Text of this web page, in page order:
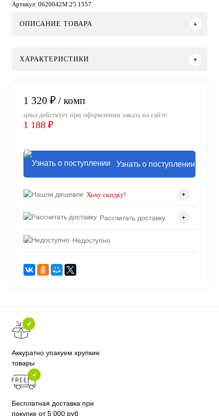
Артикул: 0620042M.25.1557.
ОПИСАНИЕ ТОВАРА
ХАРАКТЕРИСТИКИ
1 320 ₽ / комп
цена действует при оформлении заказа на сайте:
1 188 ₽
Узнать о поступлении
Хочу скидку!
Рассчитать доставку
Недоступно
Аккуратно упакуем хрупкие
товары
Бесплатная доставка при
покупке от 5 000 руб